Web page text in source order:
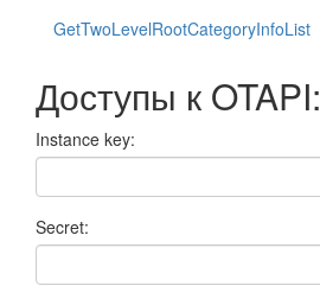
GetTwoLevelRootCategoryInfoList
Доступы к OTAPI:
Instance key:
Secret: